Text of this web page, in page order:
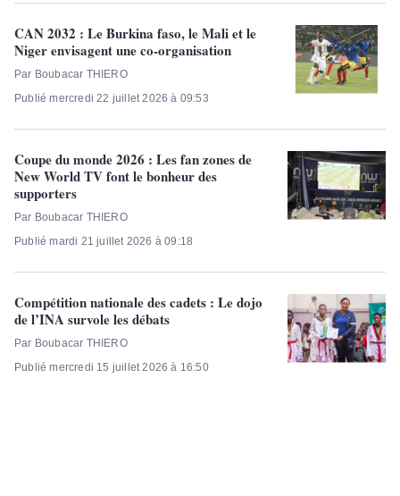
CAN 2032 : Le Burkina faso, le Mali et le
Niger envisagent une co-organisation
Par Boubacar THIERO
Publié mercredi 22 juillet 2026 à 09:53
Coupe du monde 2026 : Les fan zones de
New World TV font le bonheur des
supporters
Par Boubacar THIERO
Publié mardi 21 juillet 2026 à 09:18
Compétition nationale des cadets : Le dojo
de l’INA survole les débats
Par Boubacar THIERO
Publié mercredi 15 juillet 2026 à 16:50